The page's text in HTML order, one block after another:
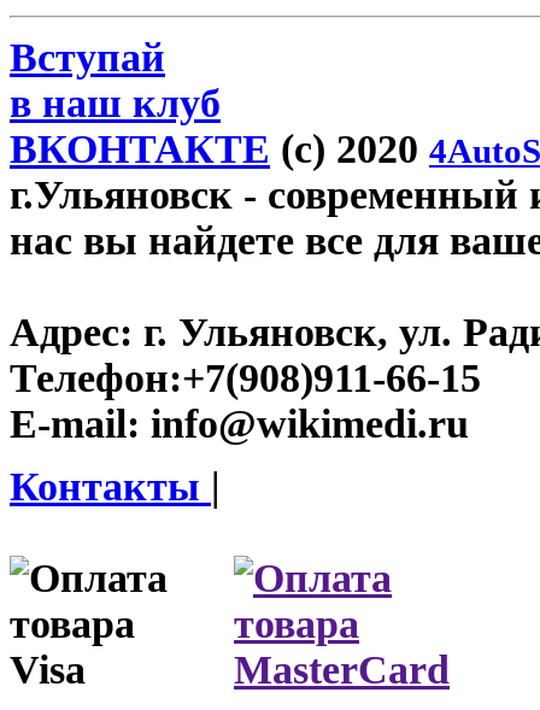
Вступай
в наш клуб
ВКОНТАКТЕ (c) 2020
г.Ульяновск - современный
нас вы найдете все для
Адрес: г. Ульяновск, ул.
Телефон:+7(908)911-66-15
E-mail: info@wikimedi.ru
Контакты |